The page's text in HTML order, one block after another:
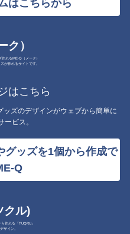
はこちらから
ク）
れるME-Q（メーク）
が作れるサイトです。
はこちら
ズのデザインがウェブから簡単に
ービス。
グッズを1個から作成で
Q
クル)
作れる『TUQRU』
ザイン。